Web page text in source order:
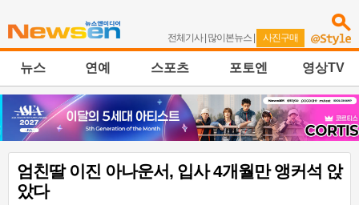
전체기사| 많이본뉴스 | 사진구매
뉴스 연예 스포츠 포토엔 영상TV
엄친딸 이진 아나운서, 입사 4개월만 앵커석 앉
았다